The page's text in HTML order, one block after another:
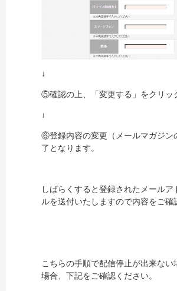
↓
⑤確認の上、「変更する」をクリッ
↓
⑥登録内容の変更（メールマガジン
了となります。
しばらくすると登録されたメールア
ルを送付いたしますので内容をご確
こちらの手順で配信停止が出来ない
場合、下記をご確認ください。